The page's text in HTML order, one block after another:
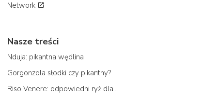
Network
Nasze treści
Nduja: pikantna wędlina
Gorgonzola słodki czy pikantny?
Riso Venere: odpowiedni ryż dla...